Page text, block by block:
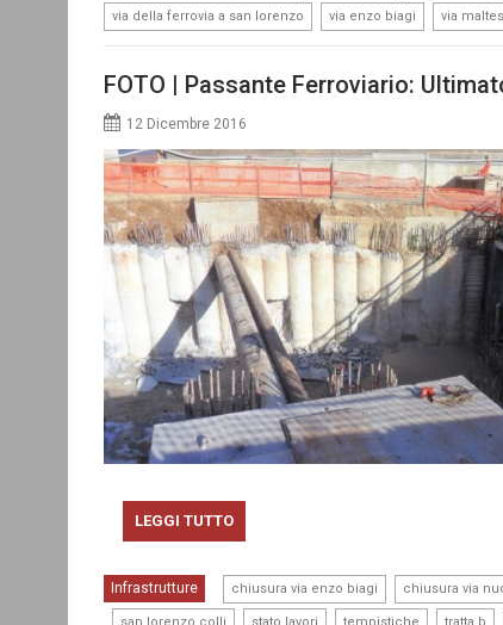
via della ferrovia a san lorenzo via enzo biagi via
FOTO | Passante Ferroviario:
12 Dicembre 2016
LEGGI TUTTO
Infrastrutture chiusura via enzo biagi chiusura via